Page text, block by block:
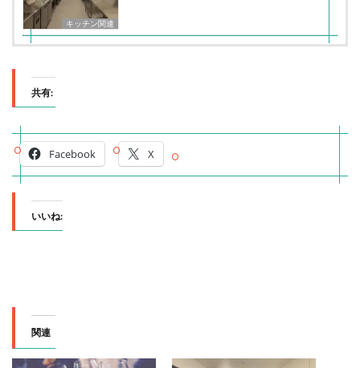
キッチン関連
共有:
Facebook X
いいね:
関連